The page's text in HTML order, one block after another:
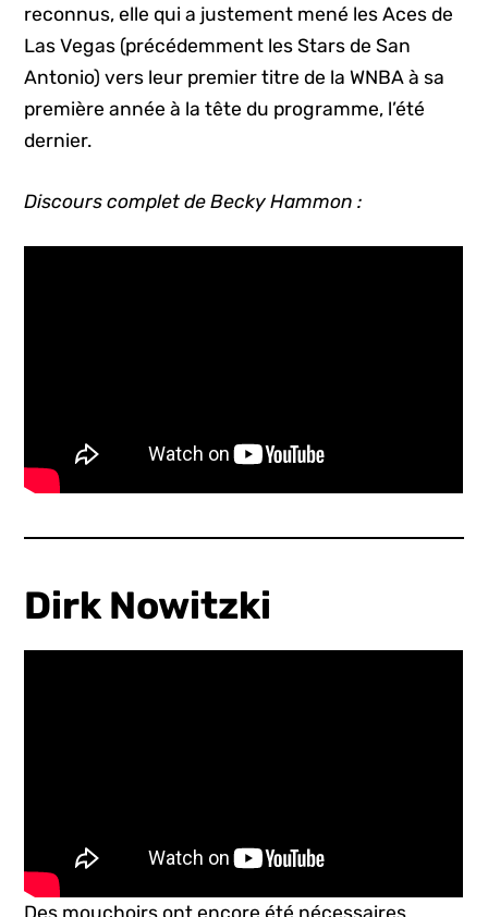
reconnus, elle qui a justement mené les Aces de
Las Vegas (précédemment les Stars de San
Antonio) vers leur premier titre de la WNBA à sa
première année à la tête du programme, l’été
dernier.
Discours complet de Becky Hammon :
Dirk Nowitzki
Des mouchoirs ont encore été nécessaires